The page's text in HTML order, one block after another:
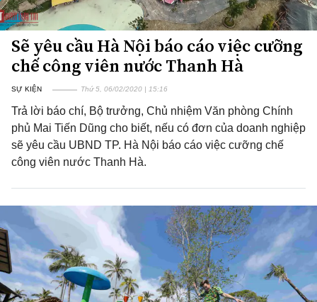
Sẽ yêu cầu Hà Nội báo cáo việc cưỡng
chế công viên nước Thanh Hà
SỰ KIỆN Thứ 5, 06/02/2020 | 15:16
Trả lời báo chí, Bộ trưởng, Chủ nhiệm Văn phòng Chính
phủ Mai Tiến Dũng cho biết, nếu có đơn của doanh nghiệp
sẽ yêu cầu UBND TP. Hà Nội báo cáo việc cưỡng chế
công viên nước Thanh Hà.